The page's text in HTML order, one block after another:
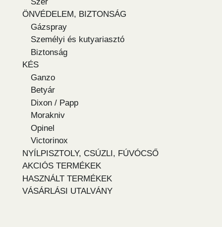
ÖNVÉDELEM, BIZTONSÁG
Gázspray
Személyi és kutyariasztó
Biztonság
KÉS
Ganzo
Betyár
Dixon / Papp
Morakniv
Opinel
Victorinox
NYÍLPISZTOLY, CSÚZLI, FÚVÓCSŐ
AKCIÓS TERMÉKEK
HASZNÁLT TERMÉKEK
VÁSÁRLÁSI UTALVÁNY